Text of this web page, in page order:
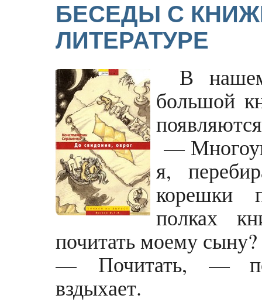
БЕСЕДЫ С
ЛИТЕРАТУРЕ
В
большой
—
я,
корешки
полках
почитать моему сыну?
— Почитать, —
вздыхает.